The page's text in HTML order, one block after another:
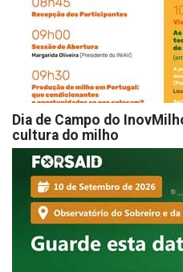
Dia de Campo do
cultura do milho